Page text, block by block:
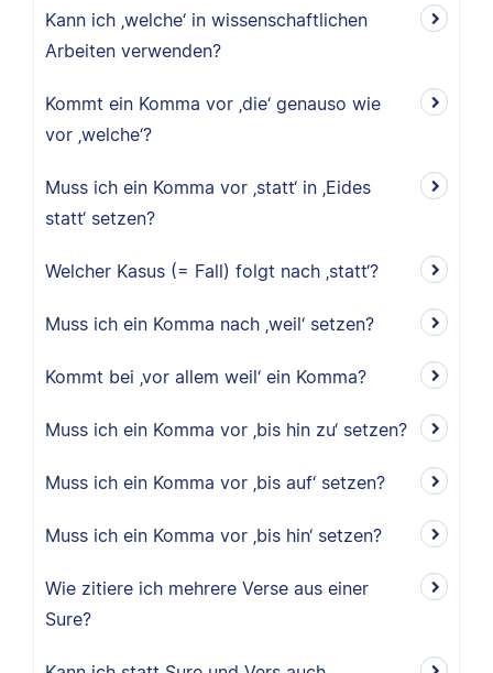
Kann ich ‚welche‘ in wissenschaftlichen
Arbeiten verwenden?
Kommt ein Komma vor ‚die‘ genauso wie
vor ‚welche‘?
Muss ich ein Komma vor ‚statt‘ in ‚Eides
statt‘ setzen?
Welcher Kasus (= Fall) folgt nach ‚statt‘?
Muss ich ein Komma nach ‚weil‘ setzen?
Kommt bei ‚vor allem weil‘ ein Komma?
Muss ich ein Komma vor ‚bis hin zu‘ setzen?
Muss ich ein Komma vor ‚bis auf‘ setzen?
Muss ich ein Komma vor ‚bis hin‘ setzen?
Wie zitiere ich mehrere Verse aus einer
Sure?